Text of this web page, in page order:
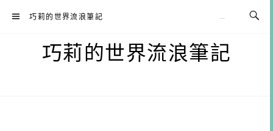
巧莉的世界流浪筆記
巧莉的世界流浪筆記